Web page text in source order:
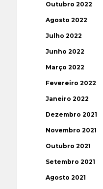
Outubro 2022
Agosto 2022
Julho 2022
Junho 2022
Março 2022
Fevereiro 2022
Janeiro 2022
Dezembro 2021
Novembro 2021
Outubro 2021
Setembro 2021
Agosto 2021